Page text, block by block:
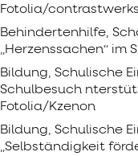
Fotolia/
Behindertenhilfe,
„Herzenssachen“ im
Bildung, Schulische
Schulbesuch
Fotolia/Kzenon
Bildung, Schulische
„Selbständigkeit